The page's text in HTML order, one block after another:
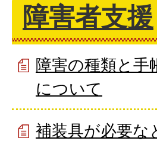
障害者支援
障害の種類と手
について
補装具が必要な